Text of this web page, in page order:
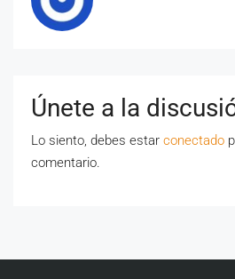
Únete a la
Lo siento, debes estar conectado
comentario.